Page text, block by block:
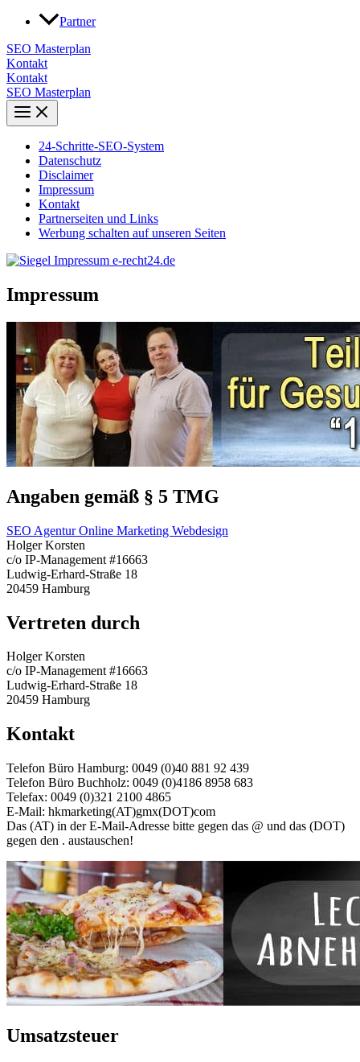
Zum
springen
Partner
SEO Masterplan
Kontakt
Kontakt
SEO Masterplan
24-Schritte-SEO-System
Datenschutz
Disclaimer
Impressum
Kontakt
Partnerseiten und Links
Werbung schalten auf unseren Seiten
Impressum
Angaben gemäß § 5 TMG
SEO Agentur Online Marketing Webdesign
Holger Korsten
c/o IP-Management #16663
Ludwig-Erhard-Straße 18
20459 Hamburg
Vertreten durch
Holger Korsten
c/o IP-Management #16663
Ludwig-Erhard-Straße 18
20459 Hamburg
Kontakt
Telefon Büro Hamburg: 0049 (0)40 881 92 439
Telefon Büro Buchholz: 0049 (0)4186 8958 683
Telefax: 0049 (0)321 2100 4865
E-Mail: hkmarketing(AT)gmx(DOT)com
Das (AT) in der E-Mail-Adresse bitte gegen das @ und das (DOT)
gegen den . austauschen!
Umsatzsteuer